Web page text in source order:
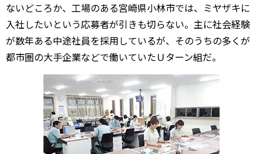
ないどころか、工場のある宮崎県小林市では、ミヤザキに
入社したいという応募者が引きも切らない。主に社会経験
が数年ある中途社員を採用しているが、そのうちの多くが
都市圏の大手企業などで働いていたＵターン組だ。